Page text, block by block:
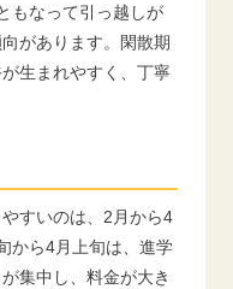
もなって引っ越しが
があります。閑散期
生まれやすく、丁寧
すいのは、2月から4
から4月上旬は、進学
集中し、料金が大き